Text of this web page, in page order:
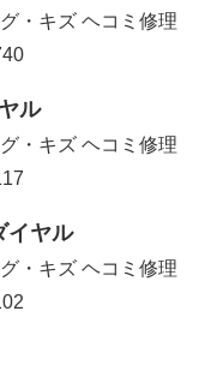
・キズ ヘコミ修理
ル
・キズ ヘコミ修理
イヤル
・キズ ヘコミ修理